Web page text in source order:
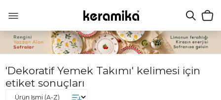
'Dekoratif Yemek Takımı' kelimesi için
etiket sonuçları